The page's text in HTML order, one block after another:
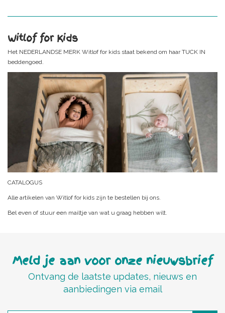
Witlof for Kids
Het NEDERLANDSE MERK Witlof for kids staat bekend om haar TUCK IN
beddengoed.
CATALOGUS
Alle artikelen van Witlof for kids zijn te bestellen bij ons.
Bel even of stuur een mailtje van wat u graag hebben wilt.
Meld je aan voor onze nieuwsbrief
Ontvang de laatste updates, nieuws en
aanbiedingen via email